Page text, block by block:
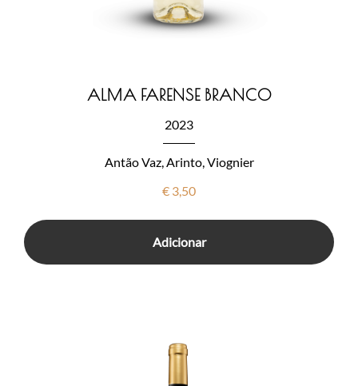
ALMA FARENSE BRANCO
2023
Antão Vaz, Arinto, Viognier
€ 3,50
Adicionar